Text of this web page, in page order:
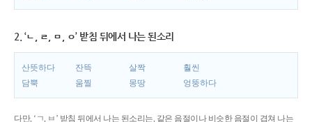
2. ‘ㄴ, ㄹ, ㅁ, ㅇ’ 받침 뒤에서 나는 된소리
산뜻하다 잔뜩 살짝
훨씬
담뿍
움찔 몽땅 엉뚱하다
다만, ‘ㄱ, ㅂ’ 받침 뒤에서 나는 된소리는, 같은 음절이나 비슷한 음절이 겹쳐 나는